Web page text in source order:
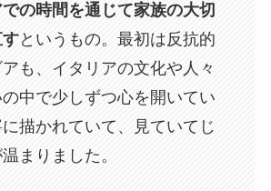
の時間を通じて家族の大切
というもの。最初は反抗的
も、イタリアの文化や人々
中で少しずつ心を開いてい
描かれていて、見ていてじ
まりました。